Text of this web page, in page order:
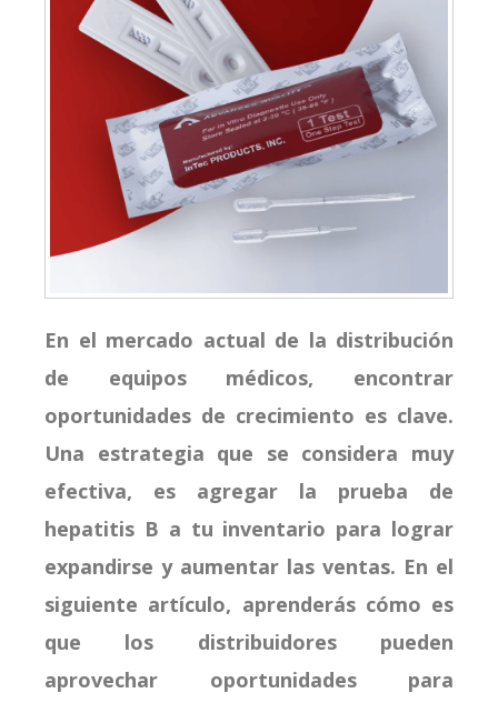
En el mercado actual de la distribución
de equipos médicos, encontrar
oportunidades de crecimiento es clave.
Una estrategia que se considera muy
efectiva, es agregar la prueba de
hepatitis B a tu inventario para lograr
expandirse y aumentar las ventas. En el
siguiente artículo, aprenderás cómo es
que los distribuidores pueden
aprovechar oportunidades para